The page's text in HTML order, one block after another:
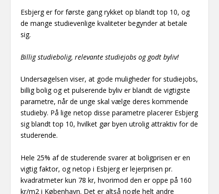
Esbjerg er for første gang rykket op blandt top 10, og
de mange studievenlige kvaliteter begynder at betale
sig.
Billig studiebolig, relevante studiejobs og godt byliv!
Undersøgelsen viser, at gode muligheder for studiejobs,
billig bolig og et pulserende byliv er blandt de vigtigste
parametre, når de unge skal vælge deres kommende
studieby. På lige netop disse parametre placerer Esbjerg
sig blandt top 10, hvilket gør byen utrolig attraktiv for de
studerende.
Hele 25% af de studerende svarer at boligprisen er en
vigtig faktor, og netop i Esbjerg er lejerprisen pr.
kvadratmeter kun 78 kr, hvorimod den er oppe på 160
kr/m2 i København. Det er altså nogle helt andre